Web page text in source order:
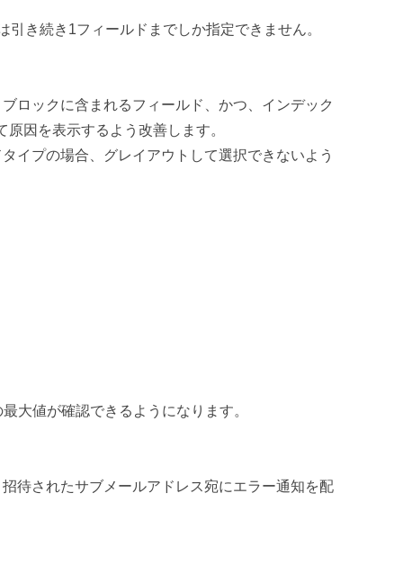
き続き1フィールドまでしか指定できません。
ロックに含まれるフィールド、かつ、インデック
因を表示するよう改善します。
イプの場合、グレイアウトして選択できないよう
大値が確認できるようになります。
待されたサブメールアドレス宛にエラー通知を配